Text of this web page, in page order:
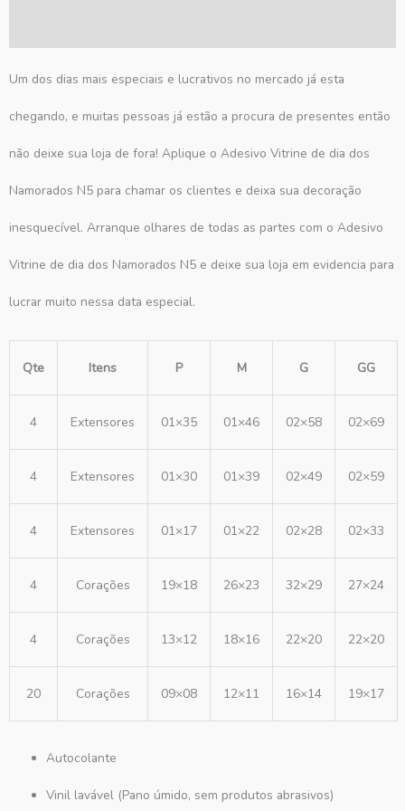
Um dos dias mais especiais e lucrativos no mercado já esta
chegando, e muitas pessoas já estão a procura de presentes então
não deixe sua loja de fora! Aplique o Adesivo Vitrine de dia dos
Namorados N5 para chamar os clientes e deixa sua decoração
inesquecível. Arranque olhares de todas as partes com o Adesivo
Vitrine de dia dos Namorados N5 e deixe sua loja em evidencia para
lucrar muito nessa data especial.
Qte Itens P M G GG
4 Extensores 01×35 01×46 02×58 02×69
4 Extensores 01×30 01×39 02×49 02×59
4 Extensores 01×17 01×22 02×28 02×33
4 Corações 19×18 26×23 32×29 27×24
4 Corações 13×12 18×16 22×20 22×20
20 Corações 09×08 12×11 16×14 19×17
Autocolante
Vinil lavável (Pano úmido, sem produtos abrasivos)